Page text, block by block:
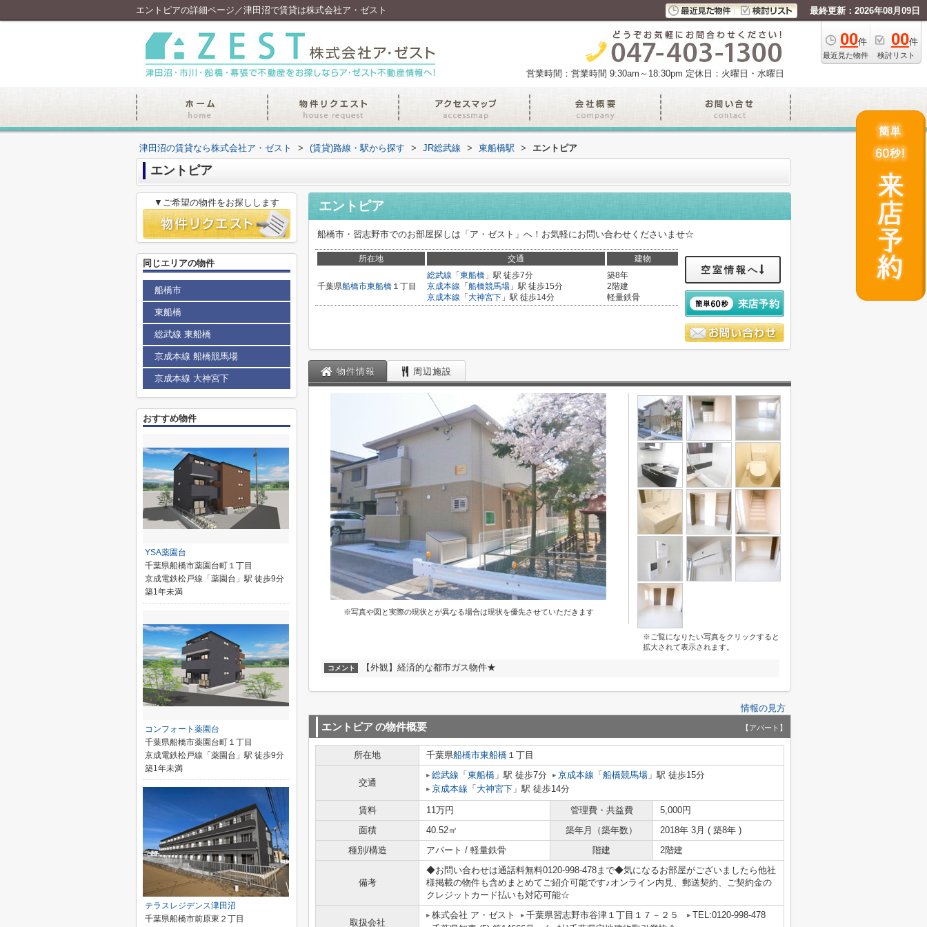
エントピアの詳細ページ／津田沼で賃貸は株式会社ア・ゼスト 最終更新：2026年08月09日
00件
最近見た物件
00件
検討リスト
営業時間：営業時間 9:30am～18:30pm 定休日：火曜日・水曜日
津田沼の賃貸なら株式会社ア・ゼスト > (賃貸)路線・駅から探す > JR総武線 > 東船橋駅 > エントピア
エントピア
エントピア
船橋市・習志野市でのお部屋探しは「ア・ゼスト」へ！お気軽にお問い合わせくださいませ☆
所在地 交通 建物
千葉県船橋市東船橋 １丁目
総武線 「 東船橋 」駅 徒歩7分
京成本線 「 船橋競馬場 」駅 徒歩15分
京成本線 「 大神宮下 」駅 徒歩14分
築8年
2階建
軽量鉄骨
空室情報へ
物件情報 周辺施設
※写真や図と実際の現状とが異なる場合は現状を優先させていただきます
※ご覧になりたい写真をクリックすると
拡大されて表示されます。
コメント 【外観】経済的な都市ガス物件★
情報の見方
エントピアの物件概要 【アパート】
所在地 千葉県船橋市東船橋 １丁目
交通
総武線 「 東船橋 」駅 徒歩7分 京成本線 「 船橋競馬場 」駅 徒歩15分
京成本線 「 大神宮下 」駅 徒歩14分
賃料 11万円 管理費・共益費
5,000円
面積
40.52㎡ 築年月（築年数）
2018年 3月 ( 築8年 )
種別/構造
アパート / 軽量鉄骨 階建 2階建
備考
◆お問い合わせは通話料無料0120-998-478まで◆気になるお部屋がございましたら他社
様掲載の物件も含めまとめてご紹介可能です♪オンライン内見、郵送契約、ご契約金の
クレジットカード払いも対応可能☆
取扱会社
株式会社 ア・ゼスト 千葉県習志野市谷津１丁目１７－２５
TEL:0120-998-478
▼ご希望の物件をお探しします
同じエリアの物件
船橋市
東船橋
総武線 東船橋
京成本線 船橋競馬場
京成本線 大神宮下
おすすめ物件
YSA薬園台
千葉県船橋市薬園台町１丁目
京成電鉄松戸線「薬園台」駅 徒歩9分
築1年未満
コンフォート薬園台
千葉県船橋市薬園台町１丁目
京成電鉄松戸線「薬園台」駅 徒歩9分
築1年未満
テラスレジデンス津田沼
千葉県船橋市前原東２丁目